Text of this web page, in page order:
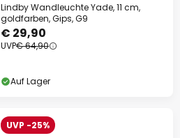
Lindby Wandleuchte Yade, 11 cm,
goldfarben, Gips, G9
€ 29,90
UVP€ 64,90
Auf Lager
UVP -25%